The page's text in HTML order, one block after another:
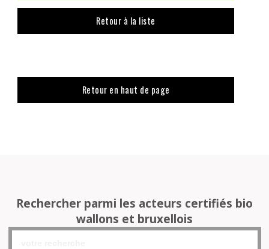
Retour à la liste
Retour en haut de page
Rechercher parmi les acteurs certifiés bio
wallons et bruxellois